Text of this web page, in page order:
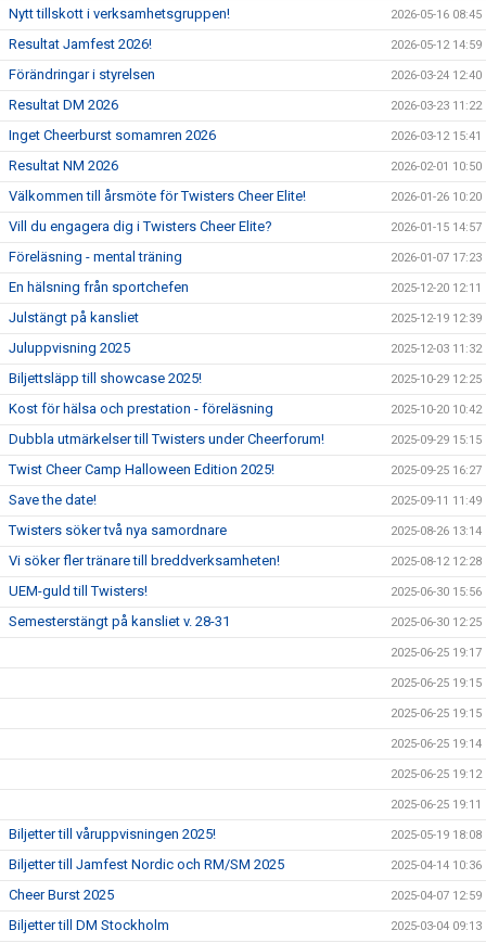
Nytt tillskott i verksamhetsgruppen! 2026-05-16 08:45
Resultat Jamfest 2026! 2026-05-12 14:59
Förändringar i styrelsen 2026-03-24 12:40
Resultat DM 2026 2026-03-23 11:22
Inget Cheerburst somamren 2026 2026-03-12 15:41
Resultat NM 2026 2026-02-01 10:50
Välkommen till årsmöte för Twisters Cheer Elite! 2026-01-26 10:20
Vill du engagera dig i Twisters Cheer Elite? 2026-01-15 14:57
Föreläsning - mental träning 2026-01-07 17:23
En hälsning från sportchefen 2025-12-20 12:11
Julstängt på kansliet 2025-12-19 12:39
Juluppvisning 2025 2025-12-03 11:32
Biljettsläpp till showcase 2025! 2025-10-29 12:25
Kost för hälsa och prestation - föreläsning 2025-10-20 10:42
Dubbla utmärkelser till Twisters under Cheerforum! 2025-09-29 15:15
Twist Cheer Camp Halloween Edition 2025! 2025-09-25 16:27
Save the date! 2025-09-11 11:49
Twisters söker två nya samordnare 2025-08-26 13:14
Vi söker fler tränare till breddverksamheten! 2025-08-12 12:28
UEM-guld till Twisters! 2025-06-30 15:56
Semesterstängt på kansliet v. 28-31 2025-06-30 12:25
2025-06-25 19:17
2025-06-25 19:15
2025-06-25 19:15
2025-06-25 19:14
2025-06-25 19:12
2025-06-25 19:11
Biljetter till våruppvisningen 2025! 2025-05-19 18:08
Biljetter till Jamfest Nordic och RM/SM 2025 2025-04-14 10:36
Cheer Burst 2025 2025-04-07 12:59
Biljetter till DM Stockholm 2025-03-04 09:13